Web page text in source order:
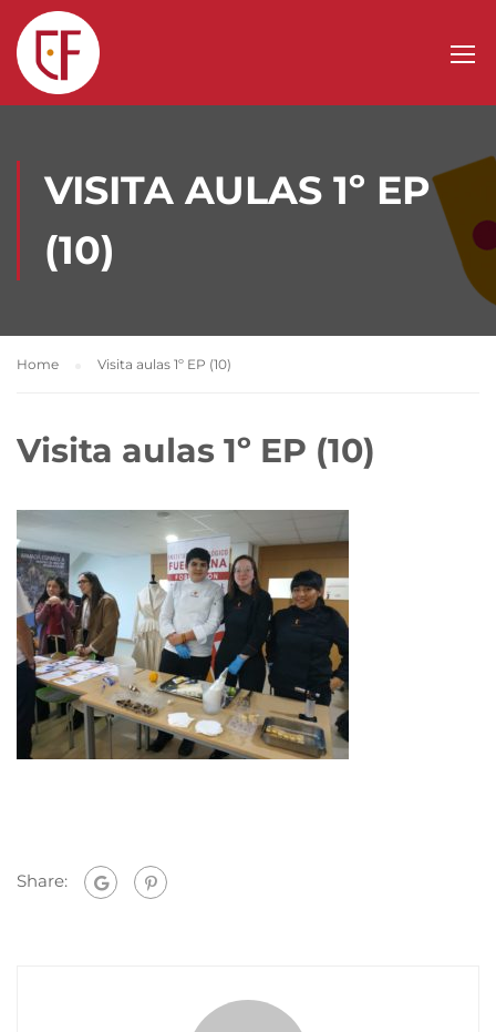
VISITA AULAS 1º EP
(10)
Home Visita aulas 1º EP (10)
Visita aulas 1º EP (10)
Share: